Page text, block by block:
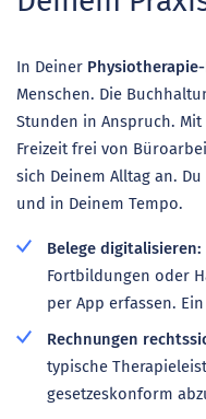
In Deiner
Menschen. Die
Stunden in Anspruch.
Freizeit frei von
sich Deinem Alltag an.
und in Deinem Tempo.
Belege digitalisieren:
Fortbildungen oder
per App erfassen.
Rechnungen
typische
gesetzeskonform